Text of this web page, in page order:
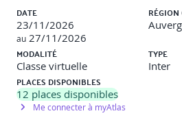
Validation : QCM, atelier
Jour 4
Méthodes et techniques de test
DATE
23/11/2026
au 27/11/2026
MODALITÉ
Classe virtuelle
TYPE
Inter
PLACES DISPONIBLES
12 places disponibles
Me connecter à myAtlas